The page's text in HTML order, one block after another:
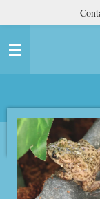
naar
hoofdinhoud